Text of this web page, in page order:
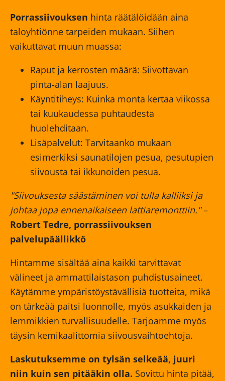
Porrassiivouksen hinta räätälöidään aina
taloyhtiönne tarpeiden mukaan. Siihen
vaikuttavat muun muassa:
Raput ja kerrosten määrä: Siivottavan
pinta-alan laajuus.
Käyntitiheys: Kuinka monta kertaa viikossa
tai kuukaudessa puhtaudesta
huolehditaan.
Lisäpalvelut: Tarvitaanko mukaan
esimerkiksi saunatilojen pesua, pesutupien
siivousta tai ikkunoiden pesua.
"Siivouksesta säästäminen voi tulla kalliiksi ja
johtaa jopa ennenaikaiseen lattiaremonttiin."–
Robert Tedre, porrassiivouksen
palvelupäällikkö
Hintamme sisältää aina kaikki tarvittavat
välineet ja ammattilaistason puhdistusaineet.
Käytämme ympäristöystävällisiä tuotteita, mikä
on tärkeää paitsi luonnolle, myös asukkaiden ja
lemmikkien turvallisuudelle. Tarjoamme myös
täysin kemikaalittomia siivousvaihtoehtoja.
Laskutuksemme on tylsän selkeää, juuri
niin kuin sen pitääkin olla. Sovittu hinta pitää,